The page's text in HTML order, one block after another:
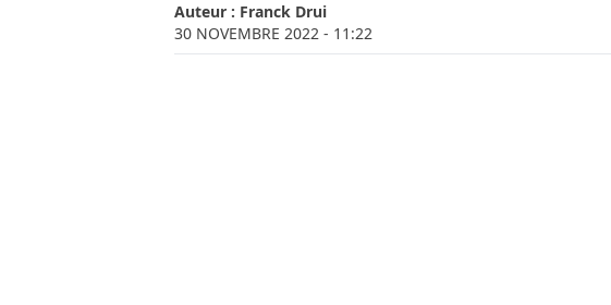
Auteur : Franck Drui
30 NOVEMBRE 2022 - 11:22